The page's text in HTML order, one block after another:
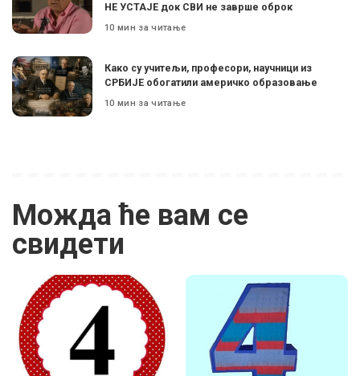
НЕ УСТАЈЕ док СВИ не заврше оброк
10 мин за читање
Како су учитељи, професори, научници из
СРБИЈЕ обогатили америчко образовање
10 мин за читање
Можда ће вам се
свидети